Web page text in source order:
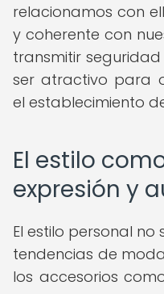
relacionamos con
y coherente con
transmitir
ser atractivo para
el establecimiento
El estilo
expresión y
El estilo personal
tendencias de
los accesorios